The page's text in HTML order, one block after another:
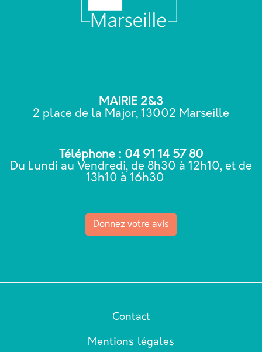
MAIRIE 2&3
2 place de la Major, 13002 Marseille
Téléphone : 04 91 14 57 80
Du Lundi au Vendredi, de 8h30 à 12h10, et de
13h10 à 16h30
Donnez votre avis
Contact
Mentions légales